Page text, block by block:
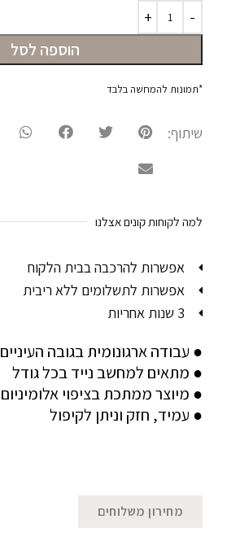
הוספה לסל
*תמונות להמחשה בלבד
שיתוף:
למה לקוחות קונים אצלנו
אפשרות להרכבה בבית הלקוח
אפשרות לתשלומים ללא ריבית
3 שנות אחריות
● עבודה ארגונומית בגובה העיניים
● מתאים למחשב נייד בכל גודל
● מיוצר ממתכת בציפוי אלומיניום
● עמיד, חזק וניתן לקיפול
מחירון משלוחים